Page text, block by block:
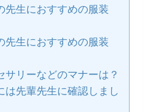
先生におすすめの服装
先生におすすめの服装
サリーなどのマナーは？
は先輩先生に確認しまし